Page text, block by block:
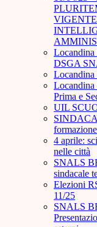
DSGA
Locandina
Prima e
UIL
4 aprile:
nelle città
SNALS
sindacale
Elezioni
11/25
SNALS